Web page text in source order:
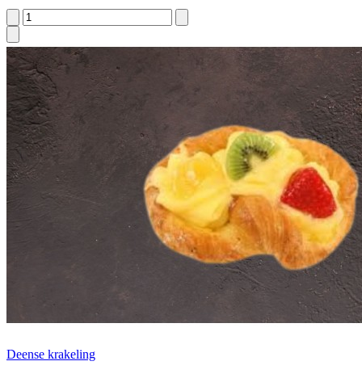
Deense krakeling